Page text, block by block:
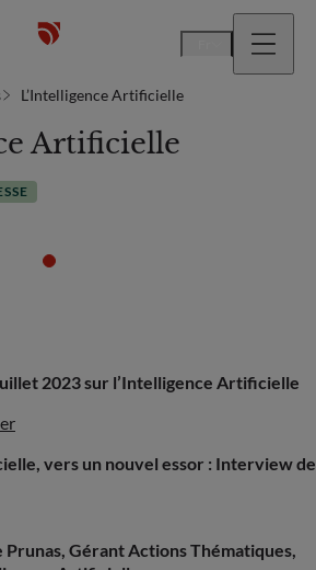
L’Intelligence Artificielle
Artificielle
2023 sur l’Intelligence Artificielle
vers un nouvel essor : Interview de
Prunas, Gérant Actions Thématiques,